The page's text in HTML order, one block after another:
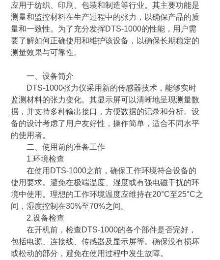
应用于纺织、印刷、包装和制造等行业。其主要功能是
测量和监控材料在生产过程中的张力，以确保产品的质
量和一致性。为了充分发挥DTS-1000的性能，用户需
要了解如何正确使用和维护该设备，以确保长期稳定的
测量效果与可靠性。
一、设备简介
DTS-1000张力仪采用新的传感器技术，能够实时
监测材料的张力变化。其显示屏可以清晰地呈现测量数
据，并支持多种输出接口，方便数据的记录和分析。设
备的设计考虑了用户友好性，操作简单，适合不同水平
的使用者。
二、使用前的准备工作
1.环境检查
在使用DTS-1000之前，确保工作环境符合设备的
使用要求。避免在极端温度、湿度或有强电磁干扰的环
境中使用。理想的工作环境温度应维持在20°C至25°C之
间，湿度控制在30%至70%之间。
2.设备检查
在开机前，检查DTS-1000的各个部件是否完好，
包括电源、连接线、传感器及显示屏等。确保没有损坏
或松动的部分，避免在使用过程中发生故障。